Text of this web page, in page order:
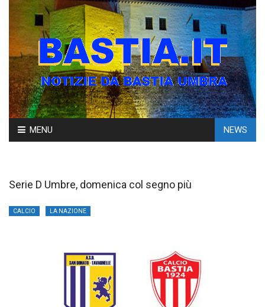
Skip
to
MENU NEWS
Serie D Umbre, domenica col segno più
CALCIO LA NAZIONE